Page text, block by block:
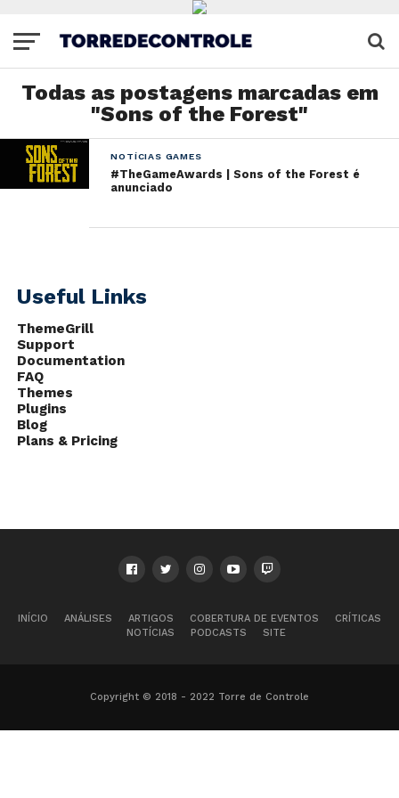
Todas as postagens marcadas em
"Sons of the Forest"
NOTÍCIAS GAMES
#TheGameAwards | Sons of the Forest é
anunciado
Useful Links
ThemeGrill
Support
Documentation
FAQ
Themes
Plugins
Blog
Plans & Pricing
INÍCIO ANÁLISES ARTIGOS COBERTURA DE EVENTOS
CRÍTICAS
NOTÍCIAS
PODCASTS SITE
Copyright © 2018 - 2022 Torre de Controle